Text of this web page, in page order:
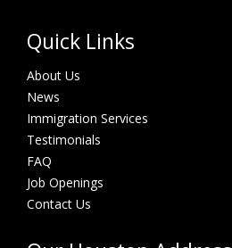
Quick Links
About Us
News
Immigration Services
Testimonials
FAQ
Job Openings
Contact Us